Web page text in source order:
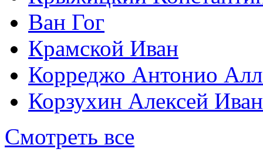
Ван Гог
Крамской Иван
Корреджо Антонио
Корзухин Алексей
Смотреть все